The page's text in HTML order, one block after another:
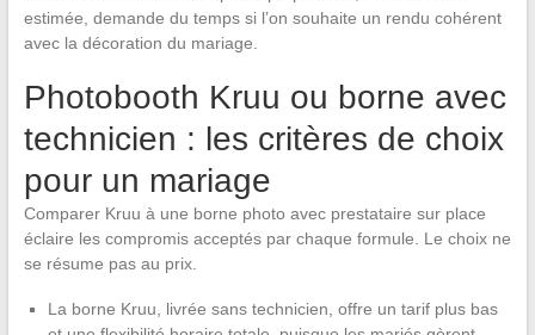
estimée, demande du temps si l’on souhaite un rendu cohérent
avec la décoration du mariage.
Photobooth Kruu ou borne avec
technicien : les critères de choix
pour un mariage
Comparer Kruu à une borne photo avec prestataire sur place
éclaire les compromis acceptés par chaque formule. Le choix ne
se résume pas au prix.
La borne Kruu, livrée sans technicien, offre un tarif plus bas